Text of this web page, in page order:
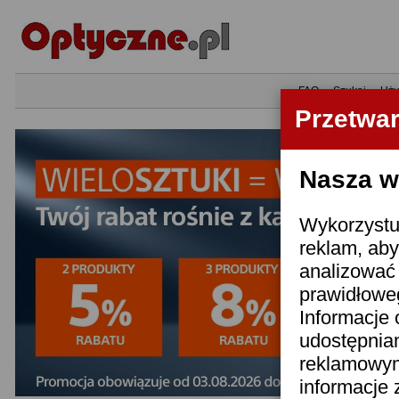
Nasza
reklam,
Informacje
informacje
•FAQ•Szukaj•